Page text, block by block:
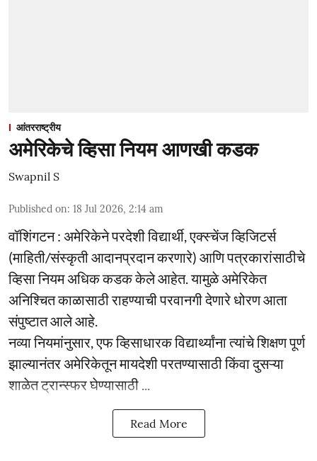
आंतरराष्ट्रीय
अमेरिकेचे व्हिसा नियम आणखी कडक
Swapnil S
Published on: 18 Jul 2026, 2:14 am
वॉशिंगटन : अमेरिकेने परदेशी विद्यार्थी, एक्स्चेंज व्हिजिटर्स
(माहिती/संस्कृती आदानप्रदान करणारे) आणि पत्रकारांसाठीचे
व्हिसा नियम अधिक कडक केले आहेत. यामुळे अमेरिकेत
अनिश्चित काळासाठी राहण्याची परवानगी देणारे धोरण आता
संपुष्टात आले आहे.
नव्या नियमांनुसार, एफ व्हिसाधारक विद्यार्थ्यांना त्यांचे शिक्षण पूर्ण
झाल्यानंतर अमेरिकेतून मायदेशी परतण्यासाठी किंवा दुसऱ्या
शाळेत ट्रान्स्फर घेण्यासाठी ...
Read More